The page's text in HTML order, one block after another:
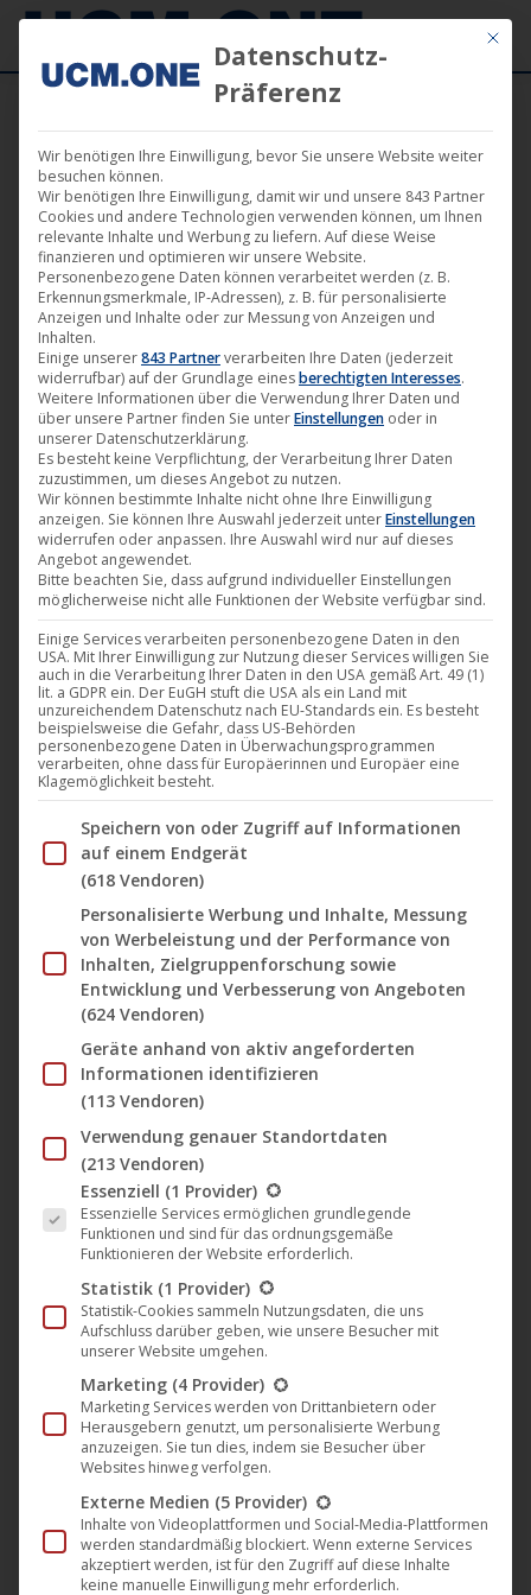
Il Nero – Hass war sein
Gebet
ORIGINAL TITLE
L'odio è il mio Dio
INTERNATIONAL TITLE
Hate Is My God
RELEASE DATE
2025-Jul-04
HD/SD
ORIGINAL LANGUAGES
Italian
German
1969
Mit
Datenschutz-
Präferenz
Wir benötigen Ihre Einwilligung, bevor Sie unsere Website weiter
besuchen können.
Wir benötigen Ihre Einwilligung, damit wir und unsere 843 Partner
Cookies und andere Technologien verwenden können, um Ihnen
relevante Inhalte und Werbung zu liefern. Auf diese Weise
finanzieren und optimieren wir unsere Website.
Personenbezogene Daten können verarbeitet werden (z. B.
Erkennungsmerkmale, IP-Adressen), z. B. für personalisierte
Anzeigen und Inhalte oder zur Messung von Anzeigen und
Inhalten.
Einige unserer843 Partnerverarbeiten Ihre Daten (jederzeit
widerrufbar) auf der Grundlage einesberechtigten Interesses.
Weitere Informationen über die Verwendung Ihrer Daten und
über unsere Partner finden Sie unterEinstellungen oder in
unserer Datenschutzerklärung.
Es besteht keine Verpflichtung, der Verarbeitung Ihrer Daten
zuzustimmen, um dieses Angebot zu nutzen.
Wir können bestimmte Inhalte nicht ohne Ihre Einwilligung
anzeigen. Sie können Ihre Auswahl jederzeit unterEinstellungen
widerrufen oder anpassen. Ihre Auswahl wird nur auf dieses
Angebot angewendet.
Bitte beachten Sie, dass aufgrund individueller Einstellungen
möglicherweise nicht alle Funktionen der Website verfügbar sind.
Einige Services verarbeiten personenbezogene Daten in den
USA. Mit Ihrer Einwilligung zur Nutzung dieser Services willigen Sie
auch in die Verarbeitung Ihrer Daten in den USA gemäß Art. 49 (1)
lit. a GDPR ein. Der EuGH stuft die USA als ein Land mit
unzureichendem Datenschutz nach EU-Standards ein. Es besteht
beispielsweise die Gefahr, dass US-Behörden
personenbezogene Daten in Überwachungsprogrammen
verarbeiten, ohne dass für Europäerinnen und Europäer eine
Klagemöglichkeit besteht.
Im Folgenden finden Sie eine Liste der Zwecke des IAB
Speichern von oder Zugriff auf Informationen
auf einem Endgerät
(618 Vendoren)
Personalisierte Werbung und Inhalte, Messung
von Werbeleistung und der Performance von
Inhalten, Zielgruppenforschung sowie
Entwicklung und Verbesserung von Angeboten
(624 Vendoren)
Geräte anhand von aktiv angeforderten
Informationen identifizieren
(113 Vendoren)
Verwendung genauer Standortdaten
(213 Vendoren)
Es folgt eine Liste der Service-Gruppen, für die eine
Essenziell (1 Provider)
Essenzielle Services ermöglichen grundlegende
Funktionen und sind für das ordnungsgemäße
Funktionieren der Website erforderlich.
Statistik (1 Provider)
Statistik-Cookies sammeln Nutzungsdaten, die uns
Aufschluss darüber geben, wie unsere Besucher mit
unserer Website umgehen.
Marketing (4 Provider)
Marketing Services werden von Drittanbietern oder
Herausgebern genutzt, um personalisierte Werbung
anzuzeigen. Sie tun dies, indem sie Besucher über
Websites hinweg verfolgen.
Externe Medien (5 Provider)
Inhalte von Videoplattformen und Social-Media-Plattformen
werden standardmäßig blockiert. Wenn externe Services
akzeptiert werden, ist für den Zugriff auf diese Inhalte
keine manuelle Einwilligung mehr erforderlich.